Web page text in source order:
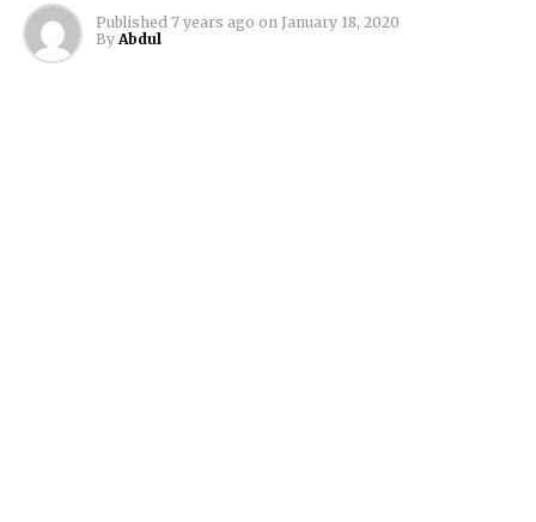
Published 7 years ago on January 18, 2020
By Abdul